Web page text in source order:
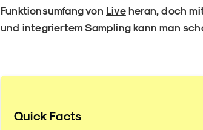
Funktionsumfang von Liveheran, doch
und integriertem Sampling kann man
Quick Facts